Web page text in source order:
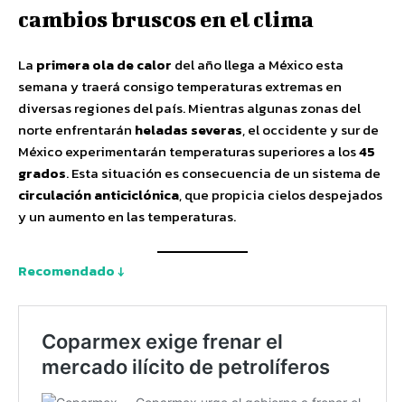
cambios bruscos en el clima
La primera ola de calor del año llega a México esta
semana y traerá consigo temperaturas extremas en
diversas regiones del país. Mientras algunas zonas del
norte enfrentarán heladas severas, el occidente y sur de
México experimentarán temperaturas superiores a los45
grados. Esta situación es consecuencia de un sistema de
circulación anticiclónica, que propicia cielos despejados
y un aumento en las temperaturas.
Recomendado ↓